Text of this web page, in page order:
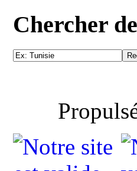
Chercher